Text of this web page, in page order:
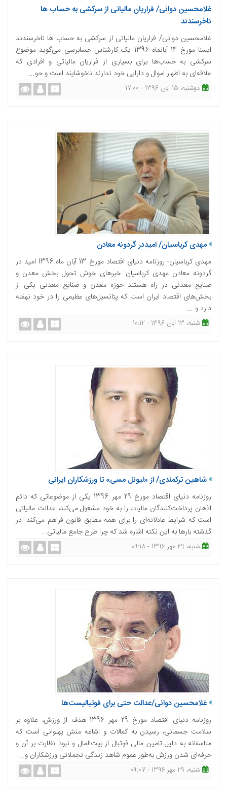
غلامحسین دوانی/ فراریان مالیاتی از سرکشی به حساب ها
ناخرسندند
غلامحسین دوانی/ فراریان مالیاتی از سرکشی به حساب ها ناخرسندند
ایسنا مورخ 14 آبانماه 1396 یک کارشناس حسابرسی می‌گوید موضوع
سرکشی به حساب‌ها برای بسیاری از فراریان مالیاتی و افرادی که
علاقه‌ای به اظهار اموال و دارایی خود ندارند ناخوشایند است و حو...
دوشنبه، 15 آبان 1396 - 17:00
مهدی کرباسیان/ امیددر گردونه معادن
مهدی کرباسیان- روزنامه دنیای اقتصاد مورخ 13 آبان ماه 1396 امید در
گردونه معادن مهدی کرباسیان: خبرهای خوش تحول بخش معدن و
صنایع معدنی در راه هستند حوزه معدن و صنایع معدنی یکی از
بخش‌های اقتصاد ایران است که پتانسیل‌های عظیمی‌ را در خود نهفته
دارد و ...
شنبه، 13 آبان 1396 - 10:12
شاهین ترکمندی/ از «لیونل مسی» تا ورزشکاران ایرانی
روزنامه دنیای اقتصاد مورخ 29 مهر 1396 یکی از موضوعاتی که دائم
اذهان پرداخت‌کنندگان مالیات را به خود مشغول می‌کند، عدالت مالیاتی
است که شرایط عادلانه‌ای را برای همه مطابق قانون فراهم می‌کند. در
گذشته بارها به این نکته اشاره شد که چرا طرح جامع مالیاتی...
شنبه، 29 مهر 1396 - 09:18
غلامحسین دوانی/عدالت حتی برای فوتبالیست‌ها
روزنامه دنیای اقتصاد مورخ 29 مهر 1396 هدف از ورزش، علاوه بر
سلامت جسمانی، رسیدن به کمالات و اشاعه منش پهلوانی است که
متاسفانه به دلیل تامین مالی فوتبال از بیت‌المال و نبود نظارت بر آن و
حرفه‌ای شدن ورزش به‌طور عموم شاهد زندگی تجملاتی ورزشکاران و...
شنبه، 29 مهر 1396 - 09:07